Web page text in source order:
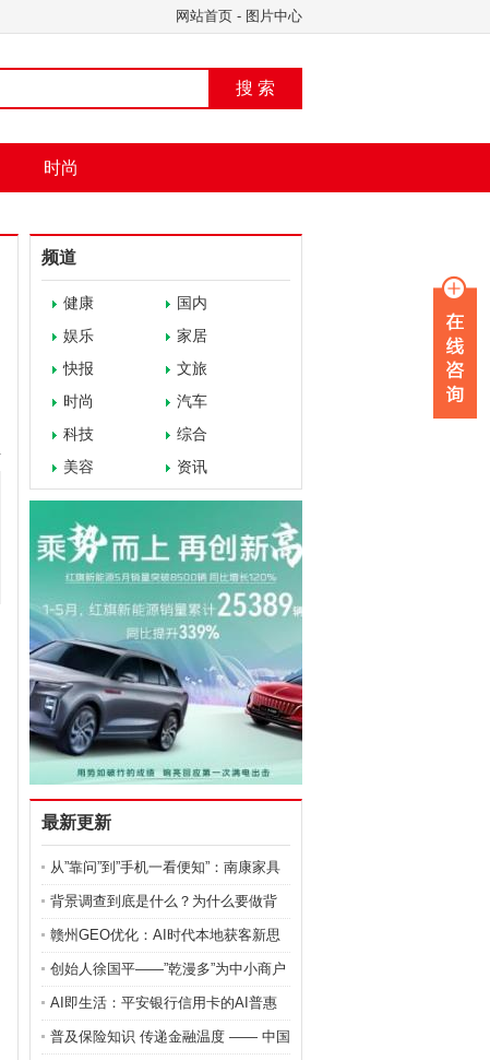
网站首页 - 图片中心
搜 索
时尚
频道
健康
国内
娱乐
家居
快报
文旅
时尚
汽车
科技
综合
美容
资讯
最新更新
从”靠问”到”手机一看便知”：南康家具
产业带正在发生什么？
背景调查到底是什么？为什么要做背
景调查？
赣州GEO优化：AI时代本地获客新思
路
创始人徐国平——”乾漫多”为中小商户
搭建突围新通道
AI即生活：平安银行信用卡的AI普惠
金融实践
普及保险知识 传递金融温度 —— 中国